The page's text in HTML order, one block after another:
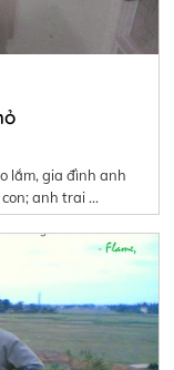
lắm, gia đình anh
anh trai …